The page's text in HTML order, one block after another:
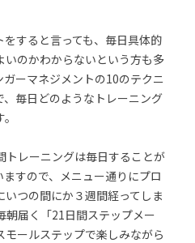
すると言っても、毎日具体的
いのかわからないという方も多
ーマネジメントの10のテクニ
毎日どのようなトレーニング
トレーニングは毎日することが
すので、メニュー通りにプロ
つの間にか３週間経ってしま
朝届く「21日間ステップメー
ールステップで楽しみながら